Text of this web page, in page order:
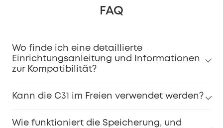
FAQ
Wo finde ich eine detaillierte
Einrichtungsanleitung und Informationen
zur Kompatibilität?
Kann die C31 im Freien verwendet werden?
Wie funktioniert die Speicherung, und